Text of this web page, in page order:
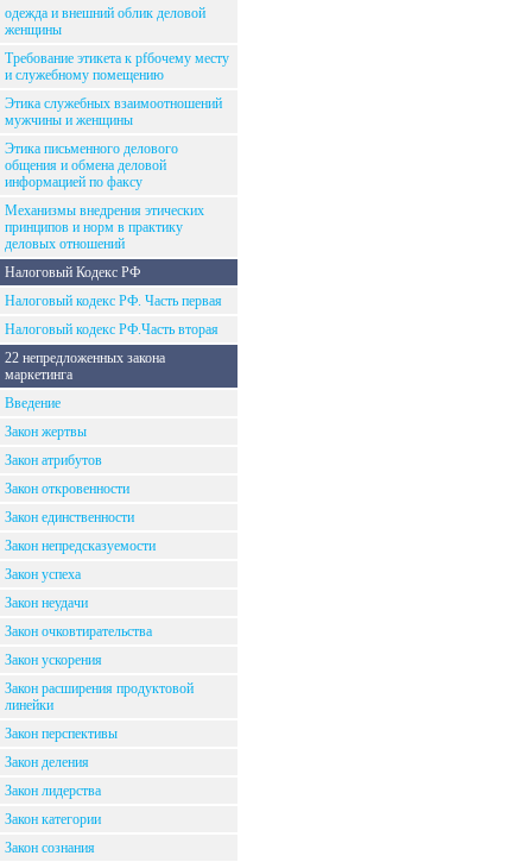
одежда и внешний облик деловой
женщины
Требование этикета к рfбочему месту
и служебному помещению
Этика служебных взаимоотношений
мужчины и женщины
Этика письменного делового
общения и обмена деловой
информацией по факсу
Механизмы внедрения этических
принципов и норм в практику
деловых отношений
Налоговый Кодекс РФ
Налоговый кодекс РФ. Часть первая
Налоговый кодекс РФ.Часть вторая
22 непредложенных закона
маркетинга
Введение
Закон жертвы
Закон атрибутов
Закон откровенности
Закон единственности
Закон непредсказуемости
Закон успеха
Закон неудачи
Закон очковтирательства
Закон ускорения
Закон расширения продуктовой
линейки
Закон перспективы
Закон деления
Закон лидерства
Закон категории
Закон сознания